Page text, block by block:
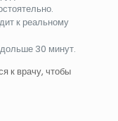
к реальному
30 минут.
к врачу, чтобы